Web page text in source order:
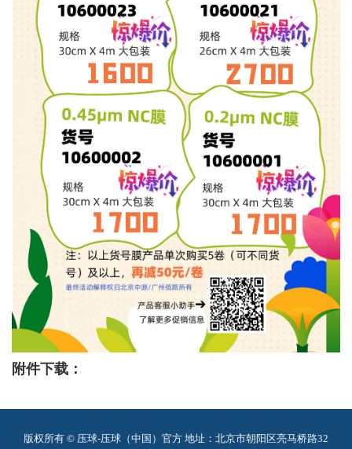
附件下载：
版权所有 © 压球-压球（中国）官方 地址：北京市朝阳区亮马桥路32